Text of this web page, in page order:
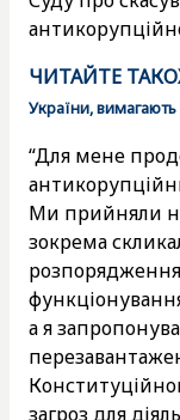
ЧИТАЙТЕ
України,
“Для мене
Ми прийняли
зокрема
а я
загроз для